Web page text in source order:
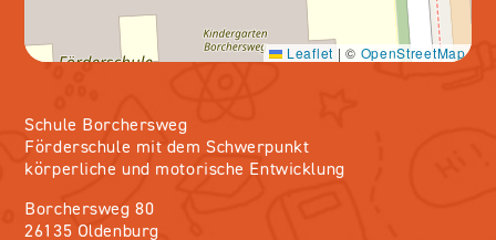
Schule Borchersweg
Förderschule mit dem Schwerpunkt
körperliche und motorische Entwicklung
Borchersweg 80
26135 Oldenburg
Leaflet | © OpenStreetMap